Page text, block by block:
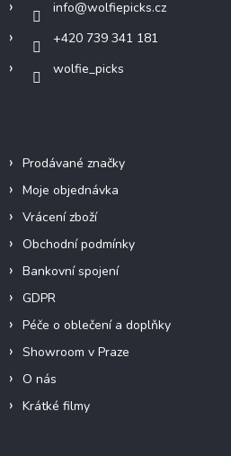
info@wolfiepicks.cz
+420 739 341 181
wolfie_picks
Prodávané značky
Moje objednávka
Vrácení zboží
Obchodní podmínky
Bankovní spojení
GDPR
Péče o oblečení a doplňky
Showroom v Praze
O nás
Krátké filmy